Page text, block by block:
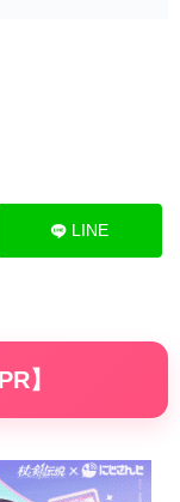
LINE
】